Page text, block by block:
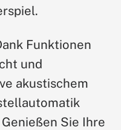
Funktionen
und
akustischem
Sie Ihre